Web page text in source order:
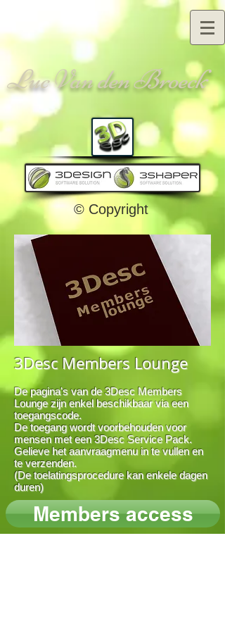
Luc Van den Broeck
© Copyright
3Desc Members Lounge
De pagina's van de 3Desc Members
Lounge zijn enkel beschikbaar via een
toegangscode.
De toegang wordt voorbehouden voor
mensen met een 3Desc Service Pack.
Gelieve het aanvraagmenu in te vullen en
te verzenden.
(De toelatingsprocedure kan enkele dagen
duren)
Members access